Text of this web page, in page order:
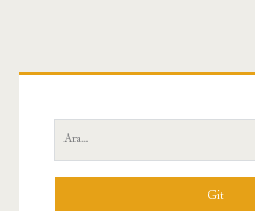
Birincil
Yan
Menü
Ara: